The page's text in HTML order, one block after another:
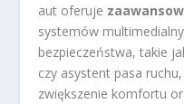
aut oferuje
systemów
bezpieczeństwa, takie
czy asystent pasa
zwiększenie komfortu